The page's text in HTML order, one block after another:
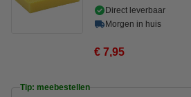
Direct leverbaar
Morgen in huis
€ 7,95
Tip: meebestellen